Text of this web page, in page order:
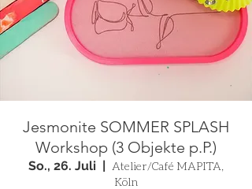
Jesmonite SOMMER SPLASH
Workshop (3 Objekte p.P.)
So., 26. Juli
  |
Atelier/Café MAPITA,
Köln